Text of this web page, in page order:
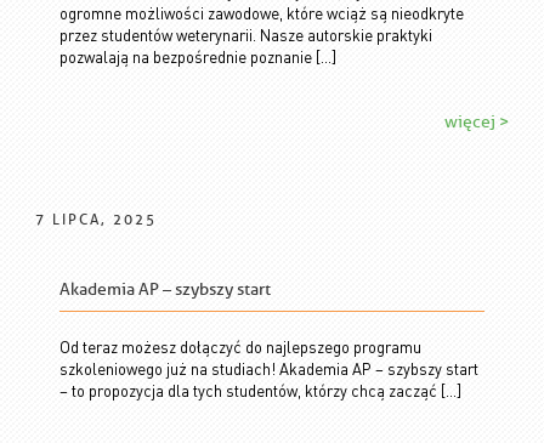
ogromne możliwości zawodowe, które wciąż są nieodkryte
przez studentów weterynarii. Nasze autorskie praktyki
pozwalają na bezpośrednie poznanie […]
więcej >
7 LIPCA, 2025
Akademia AP – szybszy start
Od teraz możesz dołączyć do najlepszego programu
szkoleniowego już na studiach! Akademia AP – szybszy start
– to propozycja dla tych studentów, którzy chcą zacząć […]